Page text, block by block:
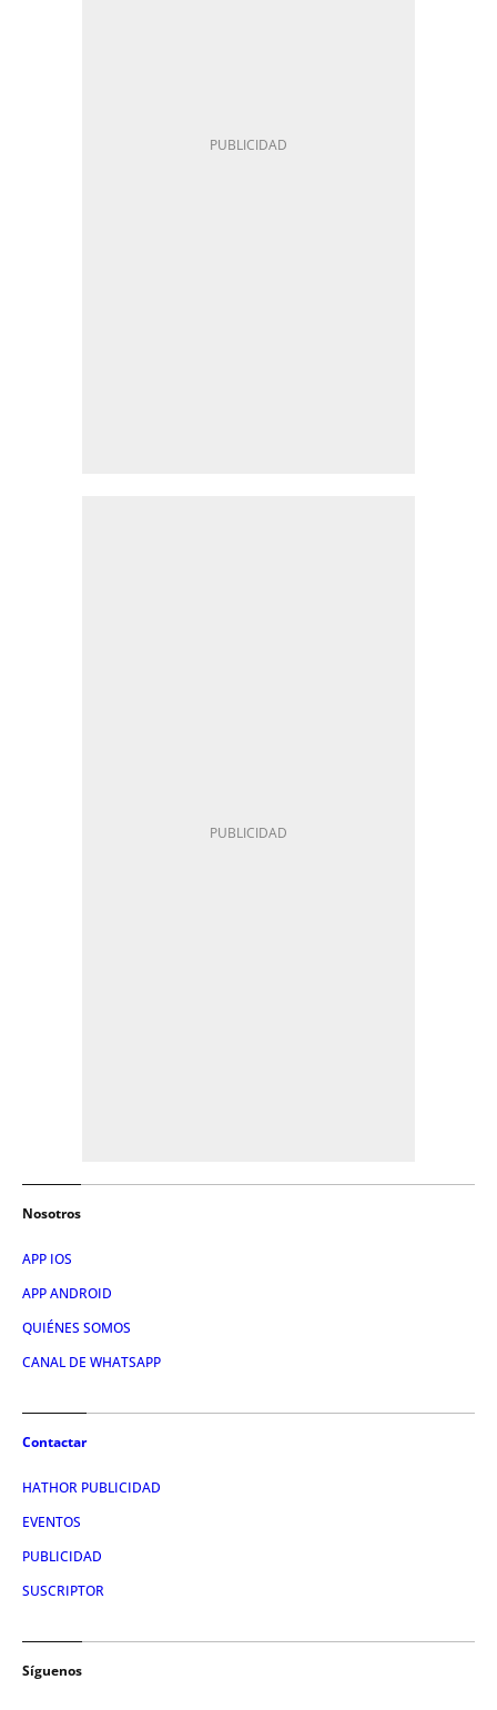
Nosotros
APP IOS
APP ANDROID
QUIÉNES SOMOS
CANAL DE WHATSAPP
Contactar
HATHOR PUBLICIDAD
EVENTOS
PUBLICIDAD
SUSCRIPTOR
Síguenos